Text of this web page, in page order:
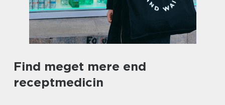
Find meget mere end
receptmedicin